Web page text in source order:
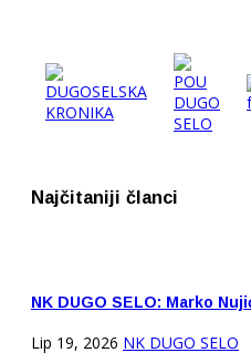
Najčitaniji članci
NK DUGO SELO: Marko
Lip 19, 2026 NK DUGO SELO